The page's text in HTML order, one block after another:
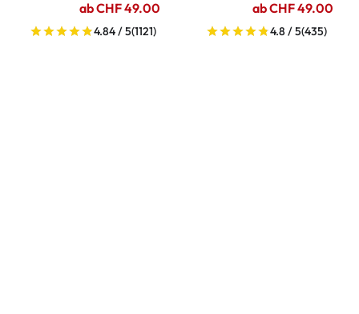
ab CHF 49.00
4.84 / 5(1121)
ab CHF 49.00
4.8 / 5(435)